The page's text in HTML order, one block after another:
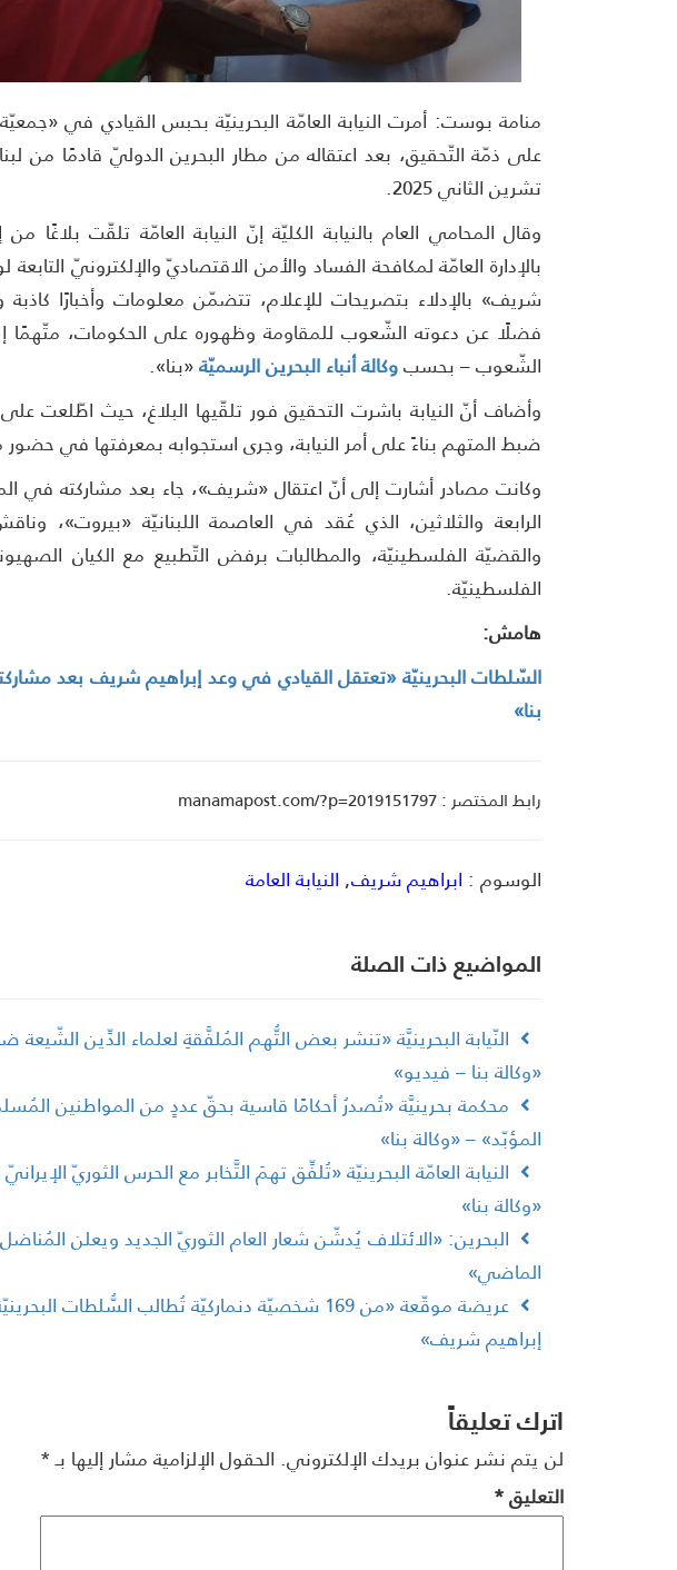
منامة بوست: أمرت النيابة العامّة البحرينيّة بحبس القيادي في
تشرين الثاني 2025.
وقال المحامي العام بالنيابة الكليّة إنّ النيابة العامّة تلقّت بلاغًا من
بالإدارة العامّة لمكافحة الفساد والأمن الاقتصاديّ والإلكترونيّ التابعة
شريف» بالإدلاء بتصريحات للإعلام، تتضمّن معلومات وأخبارًا
فضلًا عن دعوته الشّعوب للمقاومة وظهوره على الحكومات، متّهمًا
الشّعوب – بحسبوكالة أنباء البحرين الرسميّة«بنا».
وأضاف أنّ النيابة باشرت التحقيق فور تلقّيها البلاغ، حيث اطّلعت
ضبط المتهم بناءً على أمر النيابة، وجرى استجوابه بمعرفتها في
وكانت مصادر أشارت إلى أنّ اعتقال «شريف»، جاء بعد مشاركته في
الرابعة والثلاثين، الذي عُقد في العاصمة اللبنانيّة «بيروت»،
والقضيّة الفلسطينيّة، والمطالبات برفض التّطبيع مع الكيان
الفلسطينيّة.
هامش:
السّلطات البحرينيّة «تعتقل القيادي في وعد إبراهيم شريف بعد
بنا»
رابط المختصر : manamapost.com/?p=2019151797
الوسوم : ابراهيم شريف, النيابة العامة
المواضیع ذات الصلة
النّيابة البحرينيَّة «تنشر بعض التُّهم المُلفَّقةِ لعلماء الدِّين
«وكالة بنا – فيديو»
محكمة بحرينيَّة «تُصدرُ أحكامًا قاسية بحقّ عددٍ من المواطنين
المؤبّد» – «وكالة بنا»
النيابة العامّة البحرينيّة «تُلفِّق تهمَ التَّخابر مع الحرس الثوريّ
«وكالة بنا»
البحرين: «الائتلاف يُدشّن شعار العام الثوريّ الجديد ويعلن
الماضي»
عريضة موقّعة «من 169 شخصيّة دنماركيّة تُطالب السُّلطات
إبراهيم شريف»
اترك تعليقاً
لن يتم نشر عنوان بريدك الإلكتروني. الحقول الإلزامية مشار إليها بـ*
التعليق*